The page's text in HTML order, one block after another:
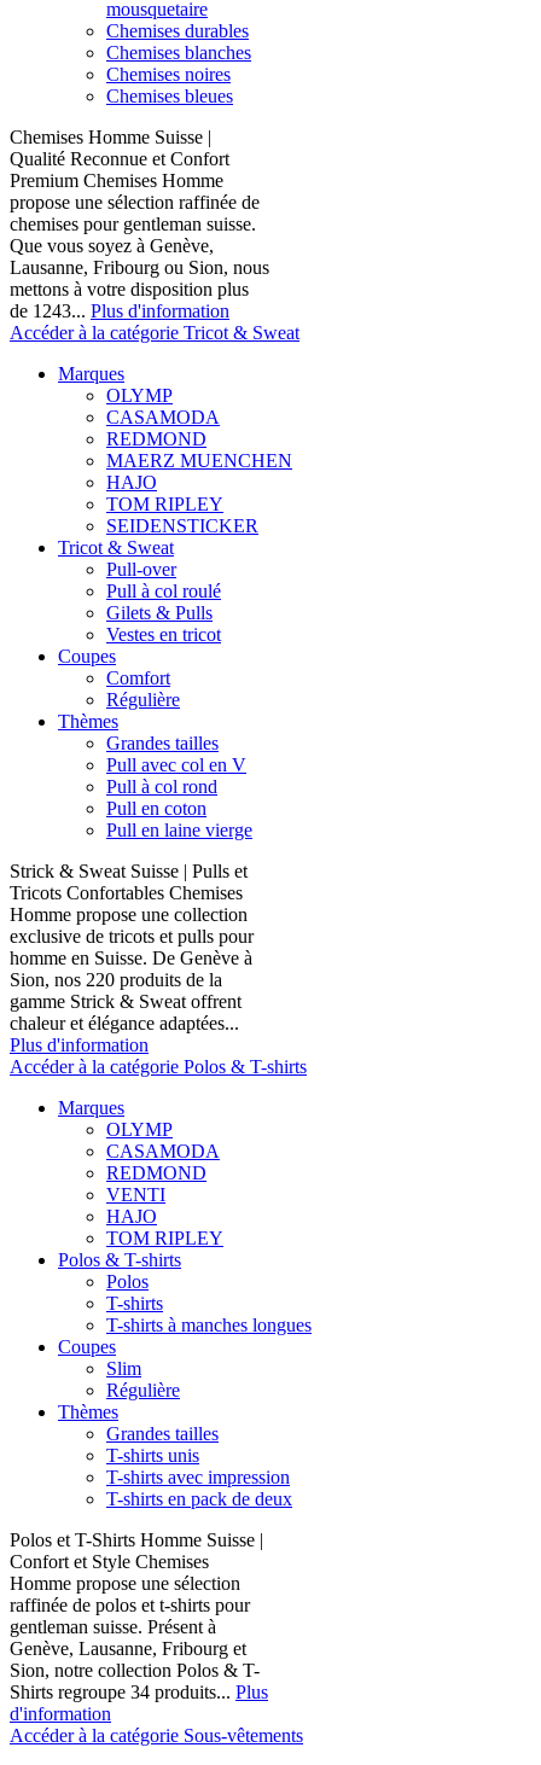
mousquetaire
Chemises durables
Chemises blanches
Chemises noires
Chemises bleues
Chemises Homme Suisse |
Qualité Reconnue et Confort
Premium Chemises Homme
propose une sélection raffinée de
chemises pour gentleman suisse.
Que vous soyez à Genève,
Lausanne, Fribourg ou Sion, nous
mettons à votre disposition plus
de 1243... Plus d'information
Accéder à la catégorie Tricot & Sweat
Marques
OLYMP
CASAMODA
REDMOND
MAERZ MUENCHEN
HAJO
TOM RIPLEY
SEIDENSTICKER
Tricot & Sweat
Pull-over
Pull à col roulé
Gilets & Pulls
Vestes en tricot
Coupes
Comfort
Régulière
Thèmes
Grandes tailles
Pull avec col en V
Pull à col rond
Pull en coton
Pull en laine vierge
Strick & Sweat Suisse | Pulls et
Tricots Confortables Chemises
Homme propose une collection
exclusive de tricots et pulls pour
homme en Suisse. De Genève à
Sion, nos 220 produits de la
gamme Strick & Sweat offrent
chaleur et élégance adaptées...
Plus d'information
Accéder à la catégorie Polos & T-shirts
Marques
OLYMP
CASAMODA
REDMOND
VENTI
HAJO
TOM RIPLEY
Polos & T-shirts
Polos
T-shirts
T-shirts à manches longues
Coupes
Slim
Régulière
Thèmes
Grandes tailles
T-shirts unis
T-shirts avec impression
T-shirts en pack de deux
Polos et T-Shirts Homme Suisse |
Confort et Style Chemises
Homme propose une sélection
raffinée de polos et t-shirts pour
gentleman suisse. Présent à
Genève, Lausanne, Fribourg et
Sion, notre collection Polos & T-
Shirts regroupe 34 produits... Plus
d'information
Accéder à la catégorie Sous-vêtements